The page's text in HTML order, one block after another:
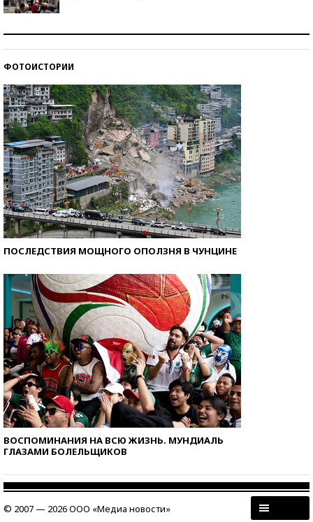
ФОТОИСТОРИИ
ПОСЛЕДСТВИЯ МОЩНОГО ОПОЛЗНЯ В ЧУНЦИНЕ
ВОСПОМИНАНИЯ НА ВСЮ ЖИЗНЬ. МУНДИАЛЬ
ГЛАЗАМИ БОЛЕЛЬЩИКОВ
© 2007 — 2026 ООО «Медиа новости»